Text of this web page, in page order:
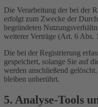
Die Verarbeitung der bei der
erfolgt zum Zwecke der
begründeten
weiterer Verträge (Art. 6
Die bei der Registrierung
gespeichert, solange Sie auf
werden anschließend
bleiben unberührt.
5. Analyse-Tools